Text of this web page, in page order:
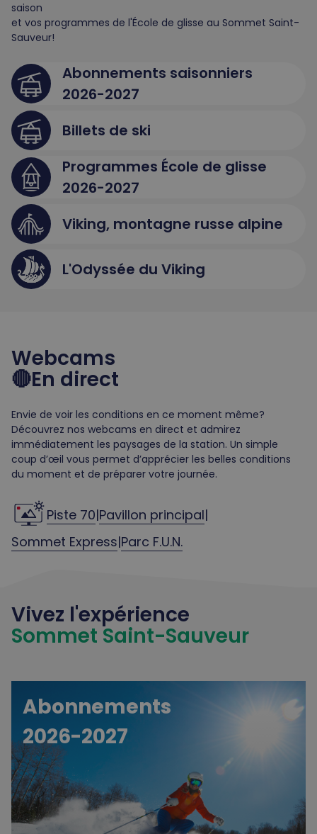
saison
et vos programmes de l'École de glisse au Sommet Saint-
Sauveur!
Abonnements saisonniers
2026-2027
Billets de ski
Programmes École de glisse
2026-2027
Viking, montagne russe alpine
L'Odyssée du Viking
Webcams
🔴En direct
Envie de voir les conditions en ce moment même?
Découvrez nos webcams en direct et admirez
immédiatement les paysages de la station. Un simple
coup d’œil vous permet d’apprécier les belles conditions
du moment et de préparer votre journée.
Piste 70|Pavillon principal|
Sommet Express|Parc F.U.N.
Vivez l'expérience
Sommet Saint-Sauveur
Abonnements
2026-2027